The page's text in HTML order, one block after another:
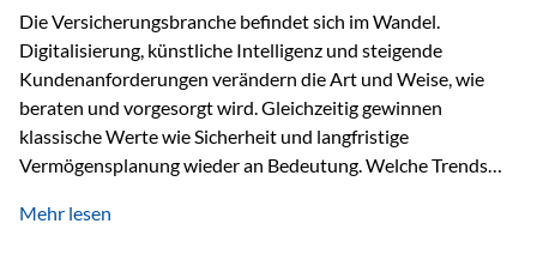
Die Versicherungsbranche befindet sich im Wandel.
Digitalisierung, künstliche Intelligenz und steigende
Kundenanforderungen verändern die Art und Weise, wie
beraten und vorgesorgt wird. Gleichzeitig gewinnen
klassische Werte wie Sicherheit und langfristige
Vermögensplanung wieder an Bedeutung. Welche Trends
Blick behalten? Digitalisierung und KI verändern die
Mehr lesen